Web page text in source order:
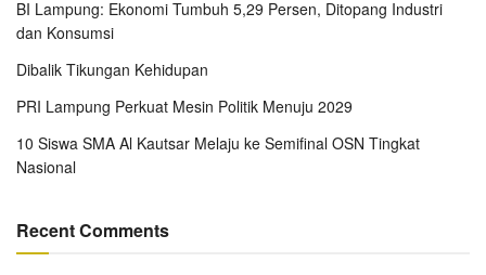
BI Lampung: Ekonomi Tumbuh 5,29 Persen, Ditopang Industri
dan Konsumsi
Dibalik Tikungan Kehidupan
PRI Lampung Perkuat Mesin Politik Menuju 2029
10 Siswa SMA Al Kautsar Melaju ke Semifinal OSN Tingkat
Nasional
Recent Comments